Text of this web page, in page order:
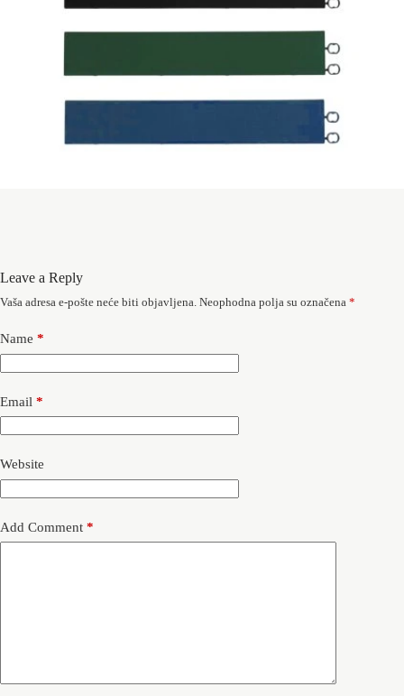
Leave a Reply
Vaša adresa e-pošte neće biti objavljena. Neophodna polja su označena *
Name *
Email *
Website
Add Comment *